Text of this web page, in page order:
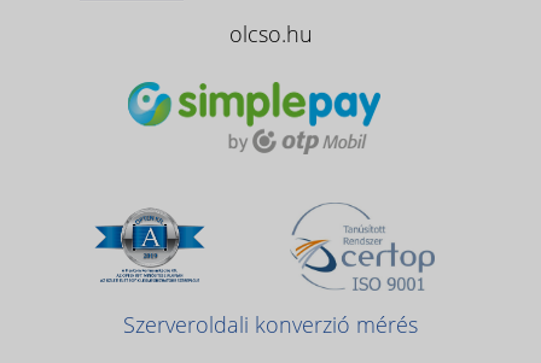
olcso.hu
Szerveroldali konverzió mérés